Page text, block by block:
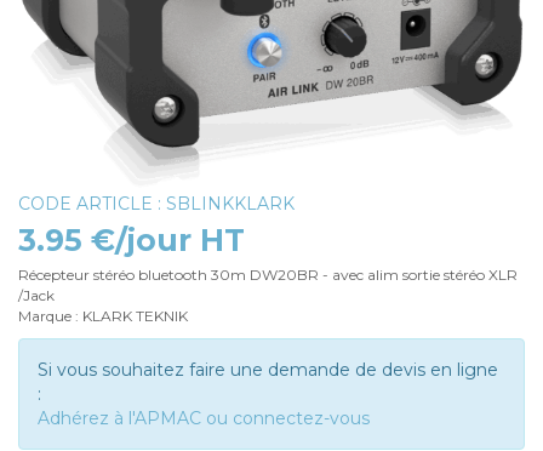
CODE ARTICLE : SBLINKKLARK
3.95 €/jour HT
Récepteur stéréo bluetooth 30m DW20BR - avec alim sortie stéréo XLR
/Jack
Marque : KLARK TEKNIK
Si vous souhaitez faire une demande de devis en ligne
:
Adhérez à l'APMAC ou connectez-vous